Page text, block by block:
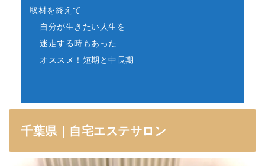
取材を終えて
自分が生きたい人生を
迷走する時もあった
オススメ！短期と中長期
千葉県｜自宅エステサロン